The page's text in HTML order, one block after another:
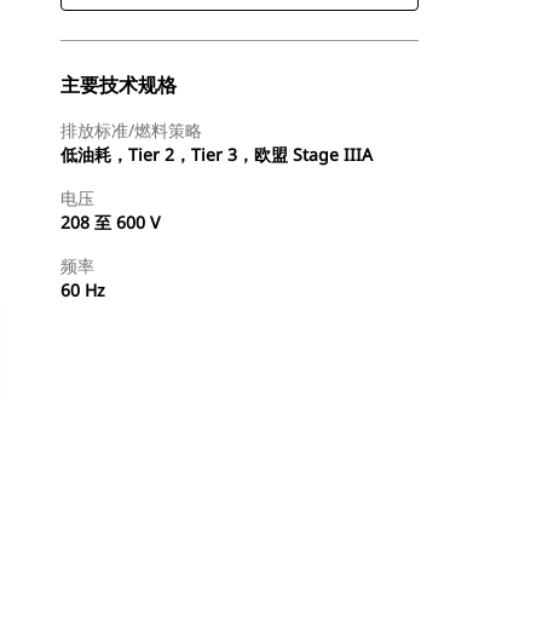
主要技术规格
排放标准/燃料策略
低油耗，Tier 2，Tier 3，欧盟 Stage IIIA
电压
208 至 600 V
频率
60 Hz